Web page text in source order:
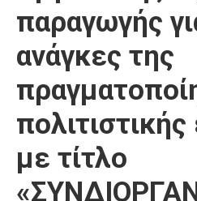
παραγωγής
ανάγκες της
με τίτλο